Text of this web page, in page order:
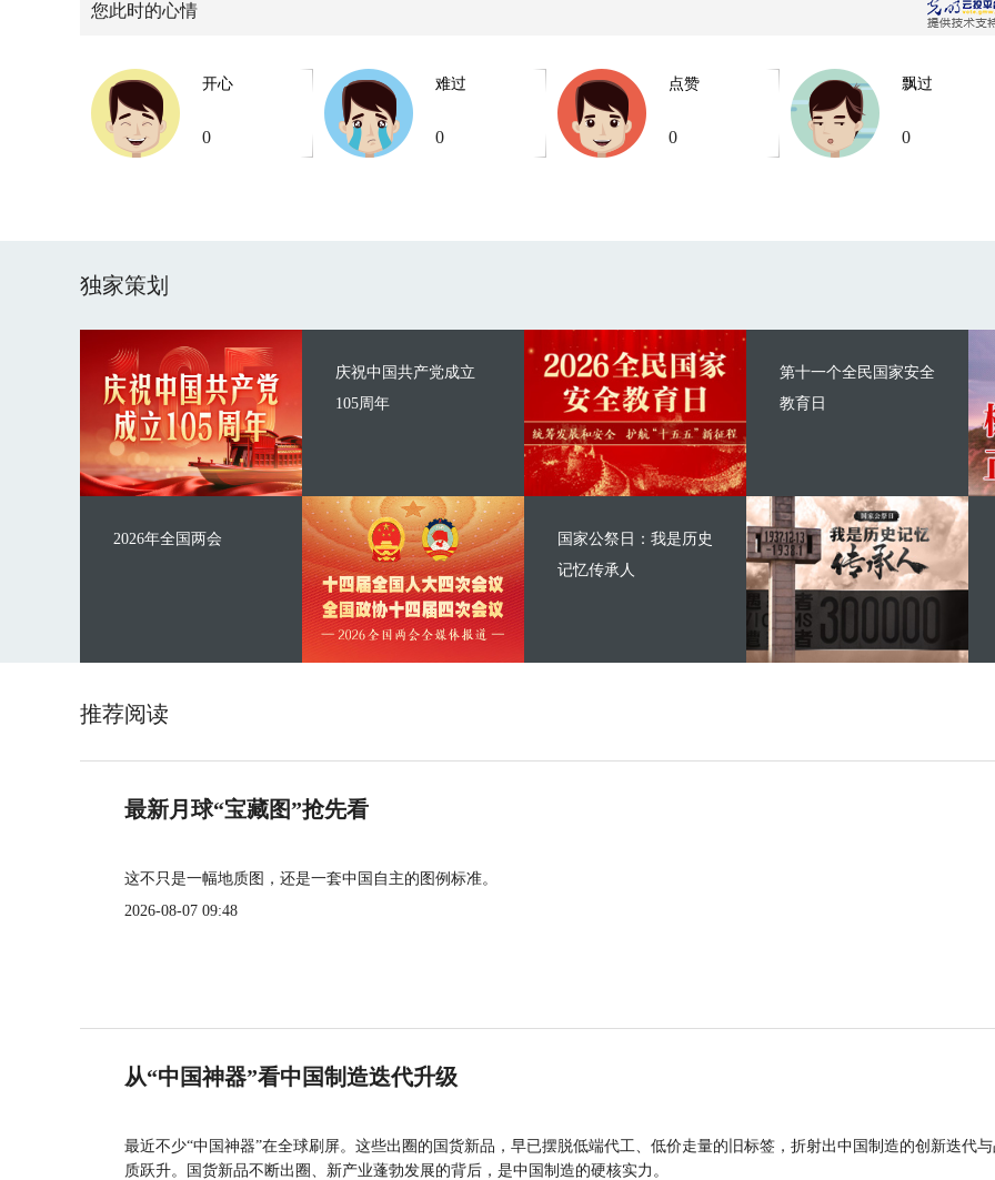
您此时的心情
开心
0
难过
0
点赞
0
飘过
0
独家策划
庆祝中国共产党成立
105周年
2026年全国两会
第十一个全民国家安全
教育日
国家公祭日：我是历史
记忆传承人
推荐阅读
最新月球“宝藏图”抢先看
这不只是一幅地质图，还是一套中国自主的图例标准。
2026-08-07 09:48
从“中国神器”看中国制造迭代升级
最近不少“中国神器”在全球刷屏。这些出圈的国货新品，早已摆脱低端代工、低价走量的旧标签，折射出中国制造的创新迭代
质跃升。国货新品不断出圈、新产业蓬勃发展的背后，是中国制造的硬核实力。